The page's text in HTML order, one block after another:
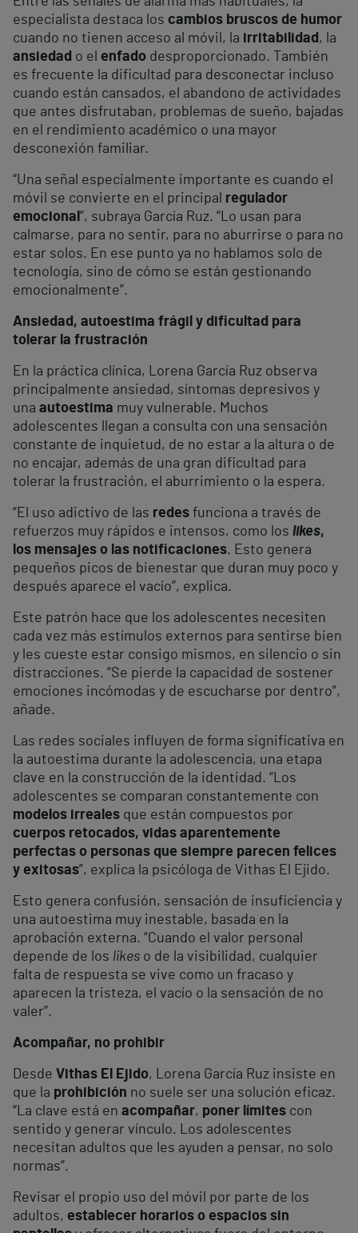
especialista destaca los cambios bruscos de humor
cuando no tienen acceso al móvil, la
irritabilidad , la
ansiedad o el enfado desproporcionado. También
es frecuente la dificultad para desconectar incluso
cuando están cansados, el abandono de actividades
que antes disfrutaban, problemas de sueño, bajadas
en el rendimiento académico o una mayor
desconexión familiar.
“Una señal especialmente importante es cuando el
móvil se convierte en el principal regulador
emocional ”, subraya García Ruz. “Lo usan para
calmarse, para no sentir, para no aburrirse o para no
estar solos. En ese punto ya no hablamos solo de
tecnología, sino de cómo se están gestionando
emocionalmente”.
Ansiedad, autoestima frágil y dificultad para
tolerar la frustración
En la práctica clínica, Lorena García Ruz observa
principalmente ansiedad, síntomas depresivos y
una autoestima muy vulnerable. Muchos
adolescentes llegan a consulta con una sensación
constante de inquietud, de no estar a la altura o de
no encajar, además de una gran dificultad para
tolerar la frustración, el aburrimiento o la espera.
“El uso adictivo de las redes funciona a través de
refuerzos muy rápidos e intensos, como los likes,
los mensajes o las notificaciones. Esto genera
pequeños picos de bienestar que duran muy poco y
después aparece el vacío”, explica.
Este patrón hace que los adolescentes necesiten
cada vez más estímulos externos para sentirse bien
y les cueste estar consigo mismos, en silencio o sin
distracciones. “Se pierde la capacidad de sostener
emociones incómodas y de escucharse por dentro”,
añade.
Las redes sociales influyen de forma significativa en
la autoestima durante la adolescencia, una etapa
clave en la construcción de la identidad. “Los
adolescentes se comparan constantemente con
modelos irreales que están compuestos por
cuerpos retocados, vidas aparentemente
perfectas o personas que siempre parecen felices
y exitosas”, explica la psicóloga de Vithas El Ejido.
Esto genera confusión, sensación de insuficiencia y
una autoestima muy inestable, basada en la
aprobación externa. “Cuando el valor personal
depende de los likes o de la visibilidad, cualquier
falta de respuesta se vive como un fracaso y
aparecen la tristeza, el vacío o la sensación de no
valer”.
Acompañar, no prohibir
Desde Vithas El Ejido, Lorena García Ruz insiste en
que la prohibición no suele ser una solución eficaz.
“La clave está en acompañar, poner límites con
sentido y generar vínculo. Los adolescentes
necesitan adultos que les ayuden a pensar, no solo
normas”.
Revisar el propio uso del móvil por parte de los
adultos, establecer horarios o espacios sin